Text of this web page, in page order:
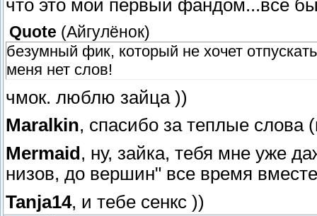
что это мой первый фандом...все
Quote (Айгулёнок)
безумный фик, который не хочет
меня нет слов!
чмок. люблю зайца ))
Maralkin, спасибо за теплые слова
Mermaid , ну, зайка, тебя мне уже
низов, до вершин" все время
Tanja14, и тебе сенкс ))